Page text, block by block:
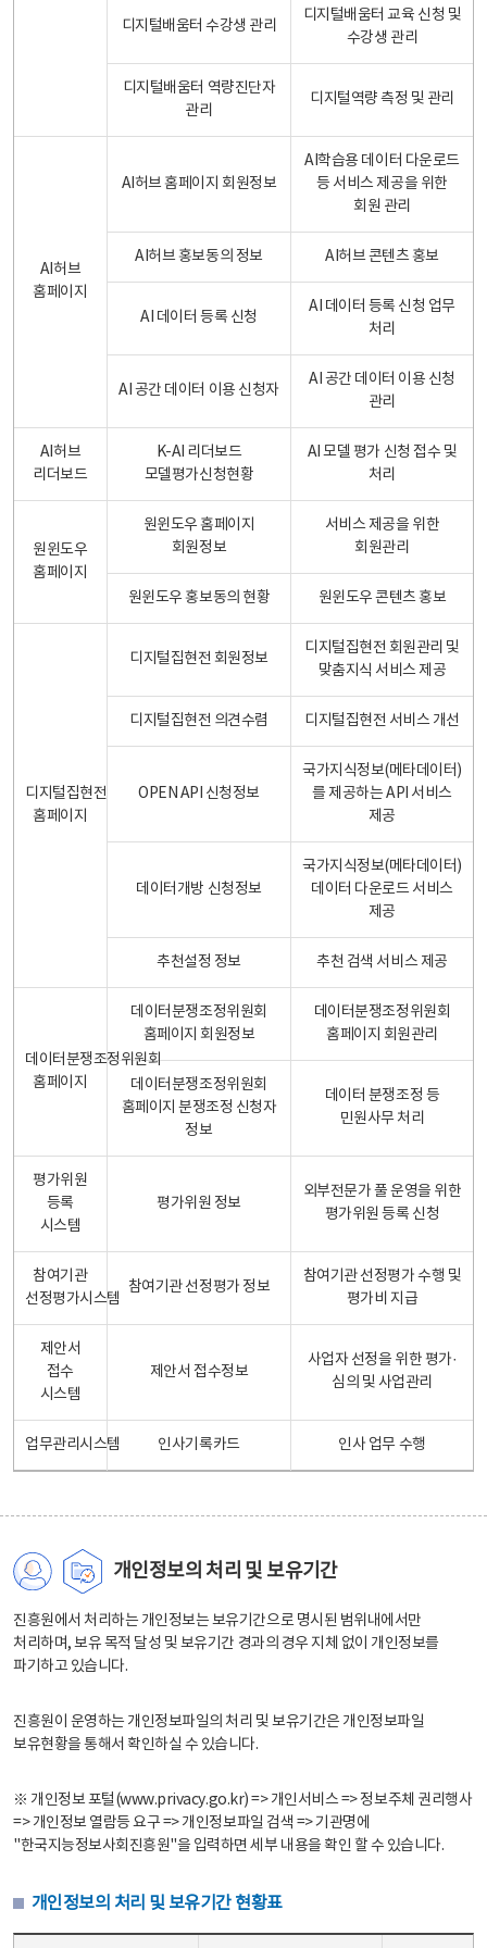
디지털배움터 수강생 관리
디지털배움터 교육 신청 및
수강생 관리
디지털배움터 역량진단자
관리
디지털역량 측정 및 관리
AI허브
홈페이지
AI허브 홈페이지 회원정보
AI학습용 데이터 다운로드
등 서비스 제공을 위한
회원 관리
AI허브 홍보동의 정보 AI허브 콘텐츠 홍보
AI 데이터 등록 신청
AI 데이터 등록 신청 업무
처리
AI 공간 데이터 이용 신청자
AI 공간 데이터 이용 신청
관리
AI허브
리더보드
K-AI 리더보드
모델평가신청현황
AI 모델 평가 신청 접수 및
처리
원윈도우
홈페이지
원윈도우 홈페이지
회원정보
서비스 제공을 위한
회원관리
원윈도우 홍보동의 현황 원윈도우 콘텐츠 홍보
디지털집현전
홈페이지
디지털집현전 회원정보
디지털집현전 회원관리 및
맞춤지식 서비스 제공
디지털집현전 의견수렴 디지털집현전 서비스 개선
OPEN API 신청정보
국가지식정보(메타데이터)
를 제공하는 API 서비스
제공
데이터개방 신청정보
국가지식정보(메타데이터)
데이터 다운로드 서비스
제공
추천설정 정보 추천 검색 서비스 제공
데이터분쟁조정위원회
홈페이지
데이터분쟁조정위원회
홈페이지 회원정보
데이터분쟁조정위원회
홈페이지 회원관리
데이터분쟁조정위원회
홈페이지 분쟁조정 신청자
정보
데이터 분쟁조정 등
민원사무 처리
평가위원
등록
시스템
평가위원 정보
외부전문가 풀 운영을 위한
평가위원 등록 신청
참여기관
선정평가시스템
참여기관 선정평가 정보
참여기관 선정평가 수행 및
평가비 지급
제안서
접수
시스템
제안서 접수정보
사업자 선정을 위한 평가·
심의 및 사업관리
업무관리시스템 인사기록카드 인사 업무 수행
개인정보의 처리 및 보유기간
진흥원에서 처리하는 개인정보는 보유기간으로 명시된 범위내에서만
처리하며, 보유 목적 달성 및 보유기간 경과의 경우 지체 없이 개인정보를
파기하고 있습니다.
진흥원이 운영하는 개인정보파일의 처리 및 보유기간은 개인정보파일
보유현황을 통해서 확인하실 수 있습니다.
※ 개인정보 포털(www.privacy.go.kr) => 개인서비스 => 정보주체 권리행사
=> 개인정보 열람등 요구 => 개인정보파일 검색 => 기관명에
"한국지능정보사회진흥원"을 입력하면 세부 내용을 확인 할 수 있습니다.
개인정보의 처리 및 보유기간 현황표